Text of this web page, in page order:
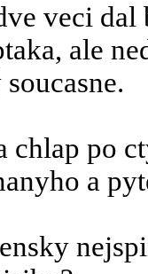
veci dal
ale
chlap po
a